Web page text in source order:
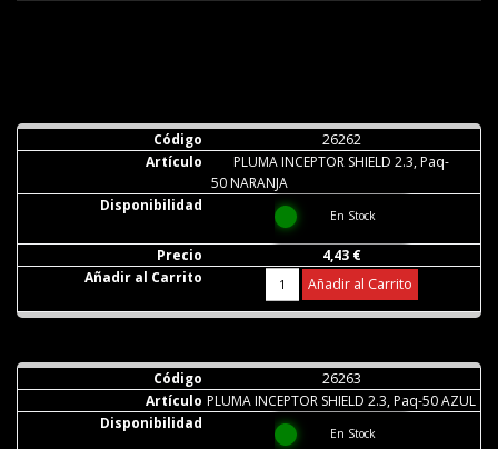
26262
PLUMA INCEPTOR SHIELD 2.3, Paq-
50 NARANJA
En Stock
4,43 €
Añadir al Carrito
26263
PLUMA INCEPTOR SHIELD 2.3, Paq-50 AZUL
En Stock